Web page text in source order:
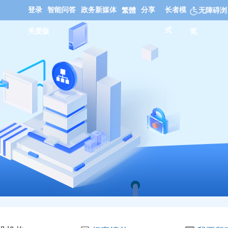
登录 智能问答 政务新媒体 繁體 分享
关爱版
长者模
式
无障碍浏
览